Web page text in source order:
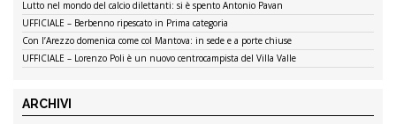
Lutto nel mondo del calcio dilettanti: si è spento Antonio Pavan
UFFICIALE – Berbenno ripescato in Prima categoria
Con l’Arezzo domenica come col Mantova: in sede e a porte chiuse
UFFICIALE – Lorenzo Poli è un nuovo centrocampista del Villa Valle
ARCHIVI